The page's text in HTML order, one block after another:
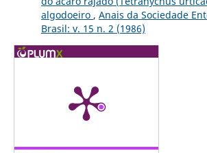
algodoeiro , Anais da Sociedade
Brasil: v. 15 n. 2 (1986)